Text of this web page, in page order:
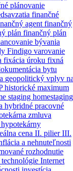
plánovanie
finančné
agent finančný
plán finančný plán
bývania
Findigo varovanie
fixácia úroku fixná
bytu
geopolitický vplyv
historické maximum
staging homestaging
hybridné pracovné
zmluva
hypotekárny
cena II. pilierIII.
a nehnuteľnosti
rozhodnutie
Internet